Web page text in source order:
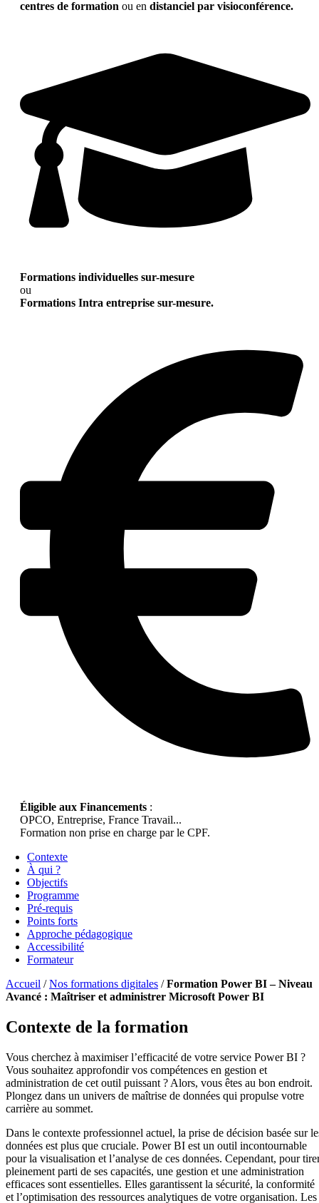
centres de formation ou en distanciel par visioconférence.
Formations individuelles sur-mesure
ou
Formations Intra entreprise sur-mesure.
Éligible aux Financements :
OPCO, Entreprise, France Travail...
Formation non prise en charge par le CPF.
Contexte
À qui ?
Objectifs
Programme
Pré-requis
Points forts
Approche pédagogique
Accessibilité
Formateur
Accueil /Nos formations digitales /Formation Power BI – Niveau
Avancé : Maîtriser et administrer Microsoft Power BI
Contexte de la formation
Vous cherchez à maximiser l’efficacité de votre service Power BI ?
Vous souhaitez approfondir vos compétences en gestion et
administration de cet outil puissant ? Alors, vous êtes au bon endroit.
Plongez dans un univers de maîtrise de données qui propulse votre
carrière au sommet.
Dans le contexte professionnel actuel, la prise de décision basée sur
données est plus que cruciale. Power BI est un outil incontournable
pour la visualisation et l’analyse de ces données. Cependant, pour
pleinement parti de ses capacités, une gestion et une administration
efficaces sont essentielles. Elles garantissent la sécurité, la conformité
et l’optimisation des ressources analytiques de votre organisation. Les